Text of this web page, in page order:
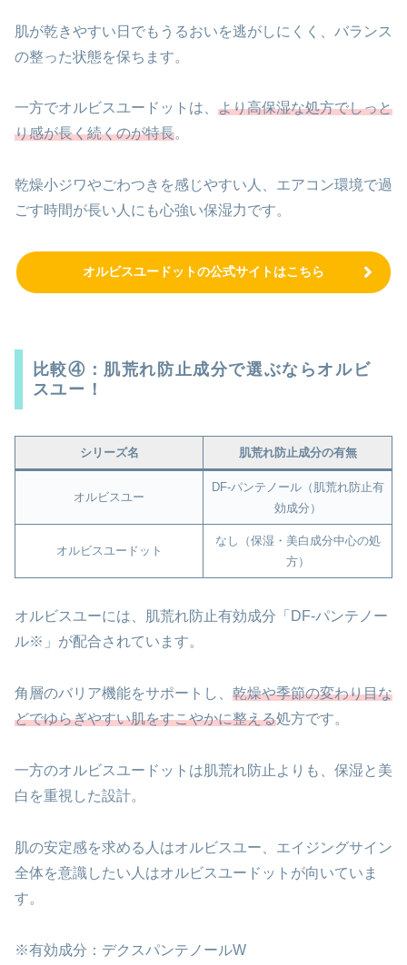
肌が乾きやすい日でもうるおいを逃がしにくく、バランス
の整った状態を保ちます。
一方でオルビスユードットは、 より高保湿な処方でしっと
り感が長く続くのが特長。
乾燥小ジワやごわつきを感じやすい人、エアコン環境で過
ごす時間が長い人にも心強い保湿力です。
オルビスユードットの公式サイトはこちら
比較④：肌荒れ防止成分で選ぶならオルビ
スユー！
シリーズ名 肌荒れ防止成分の有無
オルビスユー
DF-パンテノール（肌荒れ防止有
効成分）
オルビスユードット
なし（保湿・美白成分中心の処
方）
オルビスユーには、肌荒れ防止有効成分「DF-パンテノー
ル※」が配合されています。
角層のバリア機能をサポートし、 乾燥や季節の変わり目な
どでゆらぎやすい肌をすこやかに整える処方です。
一方のオルビスユードットは肌荒れ防止よりも、保湿と美
白を重視した設計。
肌の安定感を求める人はオルビスユー、エイジングサイン
全体を意識したい人はオルビスユードットが向いていま
す。
※有効成分：デクスパンテノールW